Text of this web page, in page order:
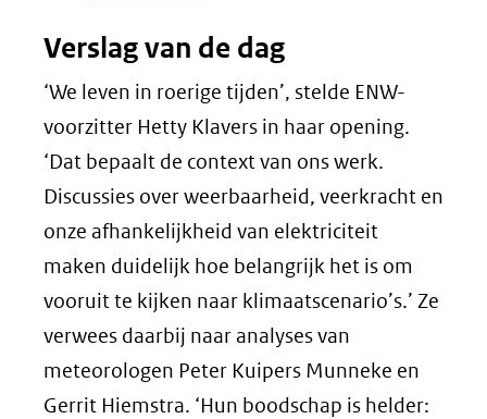
Verslag van de dag
‘We leven in roerige tijden’, stelde ENW-
voorzitter Hetty Klavers in haar opening.
‘Dat bepaalt de context van ons werk.
Discussies over weerbaarheid, veerkracht en
onze afhankelijkheid van elektriciteit
maken duidelijk hoe belangrijk het is om
vooruit te kijken naar klimaatscenario’s.’ Ze
verwees daarbij naar analyses van
meteorologen Peter Kuipers Munneke en
Gerrit Hiemstra. ‘Hun boodschap is helder: